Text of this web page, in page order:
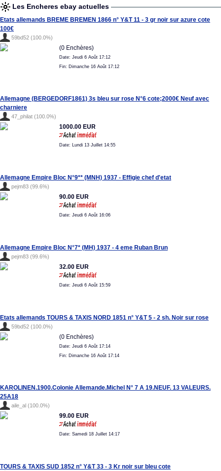
Les Encheres ebay actuelles
Etats allemands BREME BREMEN 1866 n° Y&T 11 - 3 gr noir sur azure cote
100€
59bd52 (100.0%)
(0 Enchères)
Date: Jeudi 6 Août 17:12
Fin: Dimanche 16 Août 17:12
Allemagne (BERGEDORF1861) 3s bleu sur rose N°6 cote;2000€ Neuf avec
charniere
47_philat (100.0%)
1000.00 EUR
Date: Lundi 13 Juillet 14:55
Allemagne Empire Bloc N°9** (MNH) 1937 - Effigie chef d'etat
pejm83 (99.6%)
90.00 EUR
Date: Jeudi 6 Août 16:06
Allemagne Empire Bloc N°7* (MH) 1937 - 4 eme Ruban Brun
pejm83 (99.6%)
32.00 EUR
Date: Jeudi 6 Août 15:59
Etats allemands TOURS & TAXIS NORD 1851 n° Y&T 5 - 2 sh. Noir sur rose
59bd52 (100.0%)
(0 Enchères)
Date: Jeudi 6 Août 17:14
Fin: Dimanche 16 Août 17:14
KAROLINEN.1900.Colonie Allemande.Michel N° 7 A 19.NEUF. 13 VALEURS.
25A18
aile_al (100.0%)
99.00 EUR
Date: Samedi 18 Juillet 14:17
TOURS & TAXIS SUD 1852 n° Y&T 33 - 3 Kr noir sur bleu cote